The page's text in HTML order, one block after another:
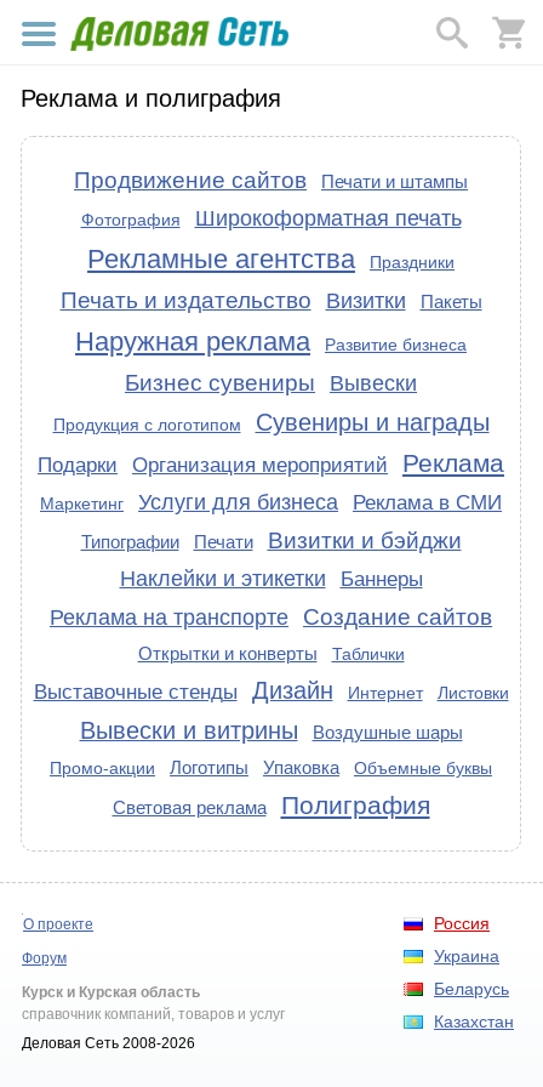
Реклама и полиграфия
Продвижение сайтов Печати и штампы
Фотография Широкоформатная печать
Рекламные агентства Праздники
Печать и издательство Визитки Пакеты
Наружная реклама Развитие бизнеса
Бизнес сувениры Вывески
Продукция с логотипом Сувениры и награды
Подарки Организация мероприятий Реклама
Маркетинг Услуги для бизнеса Реклама в СМИ
Типографии Печати Визитки и бэйджи
Наклейки и этикетки Баннеры
Реклама на транспорте Создание сайтов
Открытки и конверты Таблички
Выставочные стенды Дизайн Интернет Листовки
Вывески и витрины Воздушные шары
Промо-акции Логотипы Упаковка Объемные буквы
Световая реклама Полиграфия
Россия
Украина
Беларусь
Казахстан
О проекте
Форум
Курск и Курская область
справочник компаний, товаров и услуг
Деловая Сеть 2008-2026